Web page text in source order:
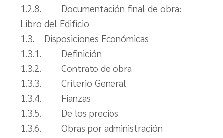
1.2.8. Documentación final de obra:
Libro del Edificio
1.3. Disposiciones Económicas
1.3.1. Definición
1.3.2. Contrato de obra
1.3.3. Criterio General
1.3.4. Fianzas
1.3.5. De los precios
1.3.6. Obras por administración